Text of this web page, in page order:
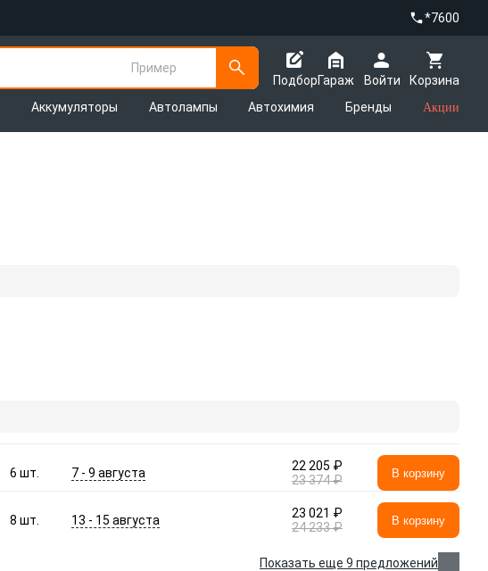
*7600
Пример
Подбор
Корзина
Гараж
Войти
Аккумуляторы Автолампы Автохимия Бренды Акции
6шт. 7 - 9 августа
22 205 ₽
23 374 ₽
В корзину
8шт. 13 - 15 августа
23 021 ₽
24 233 ₽
В корзину
Показать еще 9 предложений